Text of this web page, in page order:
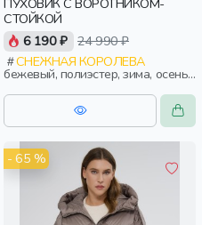
ПУХОВИК С ВОРОТНИКОМ-
СТОЙКОЙ
6 190 ₽ 24 990 ₽
СНЕЖНАЯ КОРОЛЕВА
бежевый, полиэстер, зима, осень,
россия, прямые, застежка, кнопки,
прорези, карман, воротник,
воротник-стойка, женщины,
взрослые
- 65 %